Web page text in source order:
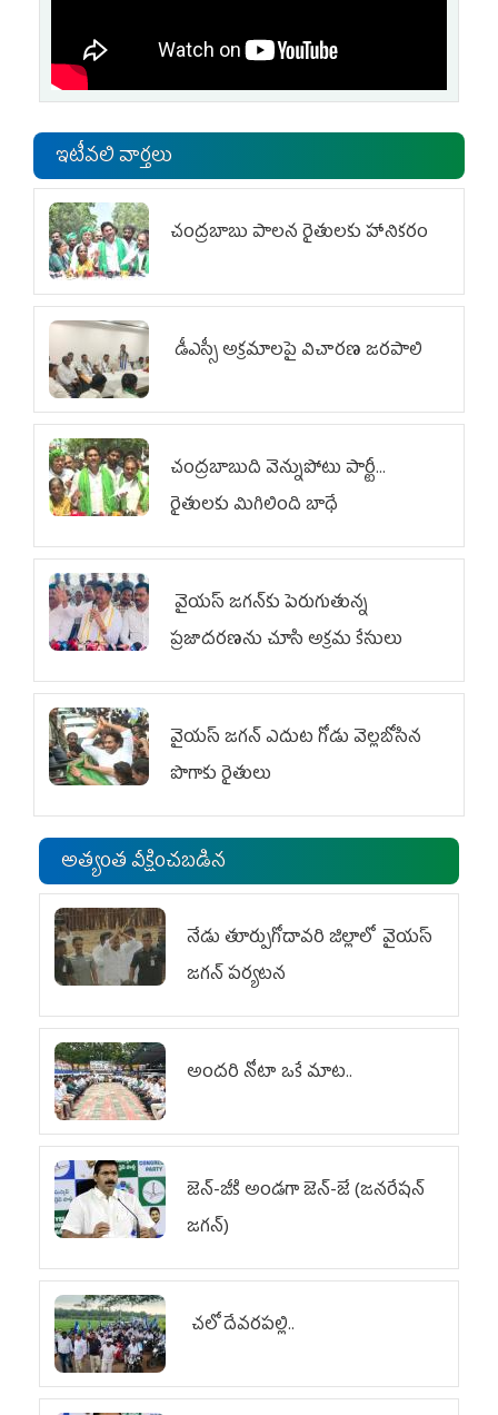
ఇటీవలి వార్తలు
చంద్రబాబు పాలన రైతులకు హానికరం
డీఎస్సీ అక్రమాలపై విచారణ జరపాలి
చంద్రబాబుది వెన్నుపోటు పార్టీ...
రైతులకు మిగిలింది బాధే
వైయ‌స్ జగన్‌కు పెరుగుతున్న
ప్రజాదరణను చూసి అక్రమ కేసులు
వైయ‌స్‌ జగన్ ఎదుట గోడు వెల్లబోసిన
పొగాకు రైతులు
అత్యంత వీక్షించబడిన
నేడు తూర్పుగోదావరి జిల్లాలో వైయస్‌
జగన్‌ పర్యటన
అందరి నోటా ఒకే మాట..
జెన్‌-జీకి అండగా జెన్‌-జే (జనరేషన్
జగన్)
చలో దేవరపల్లి..